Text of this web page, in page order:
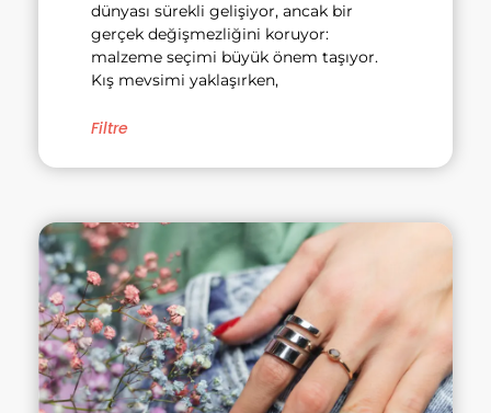
dünyası sürekli gelişiyor, ancak bir
gerçek değişmezliğini koruyor:
malzeme seçimi büyük önem taşıyor.
Kış mevsimi yaklaşırken,
Filtre